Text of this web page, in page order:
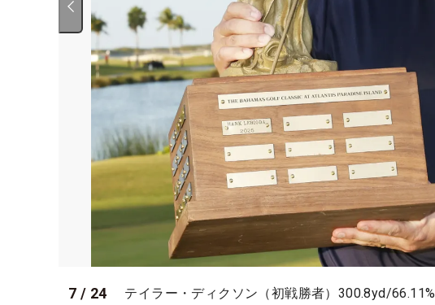
7 / 24 テイラー・ディクソン（初戦勝者）300.8yd/66.11%